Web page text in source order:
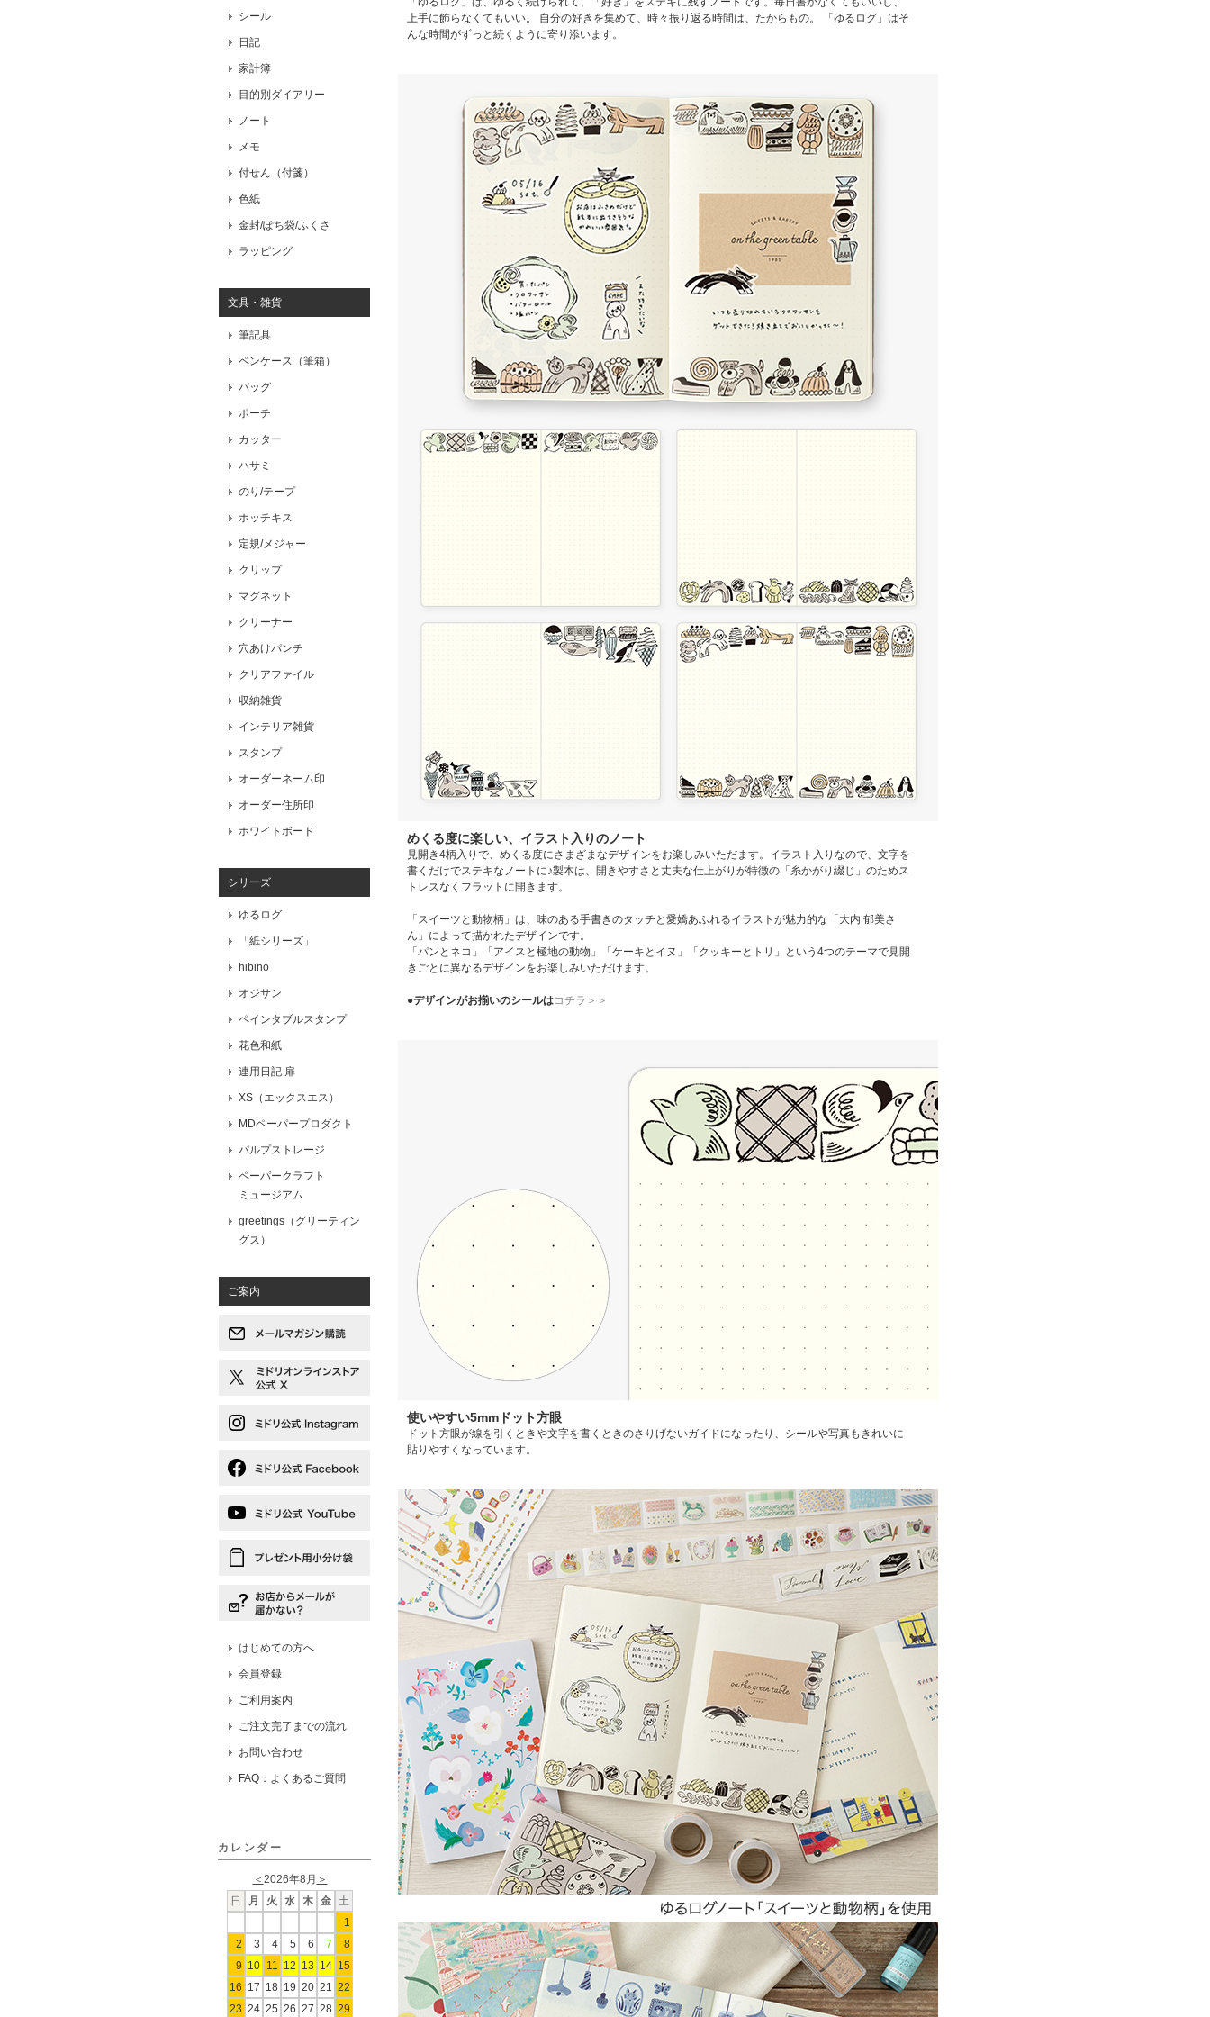
シール
日記
家計簿
目的別ダイアリー
ノート
メモ
付せん（付箋）
色紙
金封/ぽち袋/ふくさ
ラッピング
文具・雑貨
筆記具
ペンケース（筆箱）
バッグ
ポーチ
カッター
ハサミ
のり/テープ
ホッチキス
定規/メジャー
クリップ
マグネット
クリーナー
穴あけパンチ
クリアファイル
収納雑貨
インテリア雑貨
スタンプ
オーダーネーム印
オーダー住所印
ホワイトボード
シリーズ
ゆるログ
「紙シリーズ」
hibino
オジサン
ペインタブルスタンプ
花色和紙
連用日記 扉
XS（エックスエス）
MDペーパープロダクト
パルプストレージ
ペーパークラフト
ミュージアム
greetings（グリーティン
グス）
ご案内
はじめての方へ
会員登録
ご利用案内
ご注文完了までの流れ
お問い合わせ
FAQ：よくあるご質問
カレンダー
＜ 2026年8月 ＞
日
月 火 水 木 金
土
1
2
3 4 5 6 7
8
9 10 11 12 13 14 15
16 17 18 19 20 21
22
23 24 25 26 27 28 29
上手に飾らなくてもいい。 自分の好きを集めて、時々振り返る時間は、たからもの。 「ゆるログ」はそ
んな時間がずっと続くように寄り添います。
めくる度に楽しい、イラスト入りのノート
見開き4柄入りで、めくる度にさまざまなデザインをお楽しみいただます。イラスト入りなので、文字を
書くだけでステキなノートに♪製本は、開きやすさと丈夫な仕上がりが特徴の「糸かがり綴じ」のためス
トレスなくフラットに開きます。
「スイーツと動物柄」は、味のある手書きのタッチと愛嬌あふれるイラストが魅力的な「大内 郁美さ
ん」によって描かれたデザインです。
「パンとネコ」「アイスと極地の動物」「ケーキとイヌ」「クッキーとトリ」という4つのテーマで見開
きごとに異なるデザインをお楽しみいただけます。
●デザインがお揃いのシールはコチラ＞＞
使いやすい5mmドット方眼
ドット方眼が線を引くときや文字を書くときのさりげないガイドになったり、シールや写真もきれいに
貼りやすくなっています。